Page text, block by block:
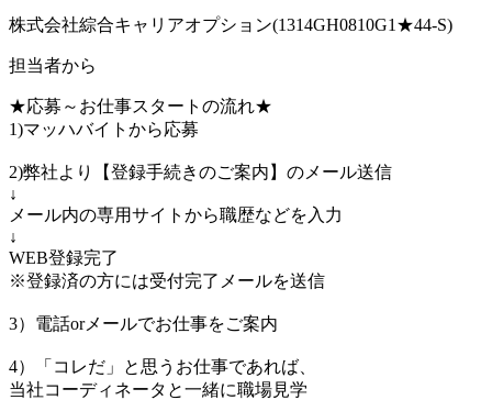
株式会社綜合キャリアオプション(1314GH0810G1★44-S)
担当者から
★応募～お仕事スタートの流れ★
1)マッハバイトから応募
2)弊社より【登録手続きのご案内】のメール送信
↓
メール内の専用サイトから職歴などを入力
↓
WEB登録完了
※登録済の方には受付完了メールを送信
3）電話orメールでお仕事をご案内
4）「コレだ」と思うお仕事であれば、
当社コーディネータと一緒に職場見学